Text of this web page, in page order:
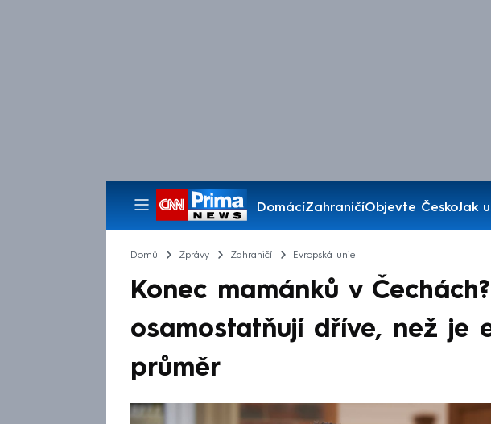
DomácíZahraničíObjevte ČeskoJak
Pořady
Domů Zprávy Zahraničí Evropská unie
Konec mamánků v
osamostatňují dříve, než je
průměr